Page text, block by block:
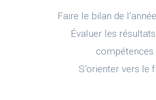
Faire le bilan de
Évaluer les
compétences.
S’orienter vers le